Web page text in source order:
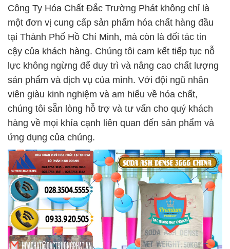
Công Ty Hóa Chất Đắc Trường Phát không chỉ là
một đơn vị cung cấp sản phẩm hóa chất hàng đầu
tại Thành Phố Hồ Chí Minh, mà còn là đối tác tin
cậy của khách hàng. Chúng tôi cam kết tiếp tục nỗ
lực không ngừng để duy trì và nâng cao chất lượng
sản phẩm và dịch vụ của mình. Với đội ngũ nhân
viên giàu kinh nghiệm và am hiểu về hóa chất,
chúng tôi sẵn lòng hỗ trợ và tư vấn cho quý khách
hàng về mọi khía cạnh liên quan đến sản phẩm và
ứng dụng của chúng.